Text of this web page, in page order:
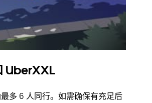
UberXXL
多 6 人同行。如需确保有充足后